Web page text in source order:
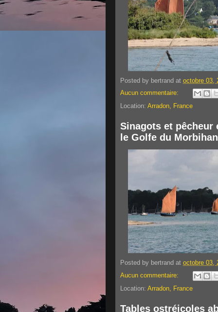
Posted by bertrand at octobre 03,
Aucun commentaire:
Location: Arradon, France
Sinagots et pêcheur
le Golfe du Morbihan
Posted by bertrand at octobre 03,
Aucun commentaire:
Location: Arradon, France
Tables ostréicoles